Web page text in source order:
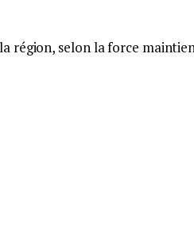
région, selon la force